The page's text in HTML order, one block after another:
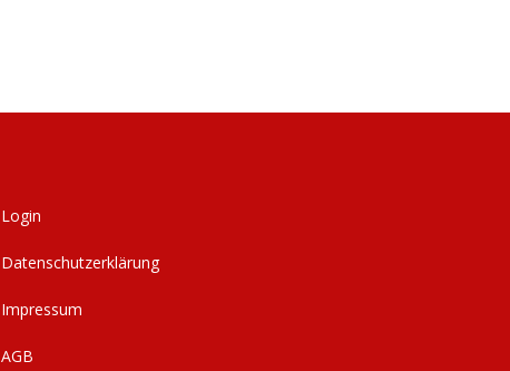
Login
Datenschutzerklärung
Impressum
AGB